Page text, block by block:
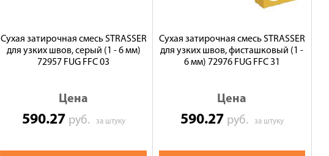
Сухая затирочная смесь STRASSER
для узких швов, серый (1 - 6 мм)
72957 FUG FFC 03
Цена
590.27 руб. за штуку
Сухая затирочная смесь STRASSER
для узких швов, фисташковый (1 -
6 мм) 72976 FUG FFC 31
Цена
590.27 руб. за штуку